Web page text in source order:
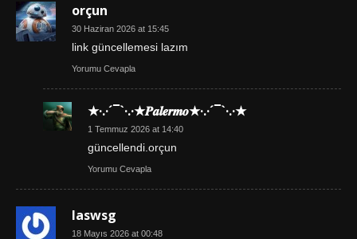
orçun
30 Haziran 2026 at 15:45
link güncellemesi lazım
Yorumu Cevapla
★·.·´¯`·.·★𝑷𝒂𝒍𝒆𝒓𝒎𝒐★·.·´¯`·.·★
1 Temmuz 2026 at 14:40
güncellendi.orçun
Yorumu Cevapla
laswsg
18 Mayıs 2026 at 00:48